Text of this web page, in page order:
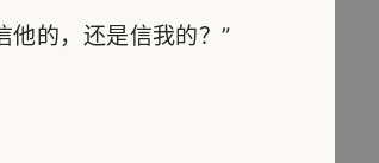
的，还是信我的？”